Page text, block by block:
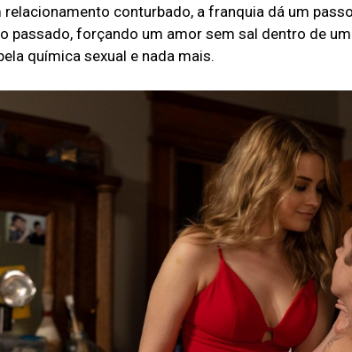
relacionamento conturbado, a franquia dá um
passado, forçando um amor sem sal dentro de
química sexual e nada mais.